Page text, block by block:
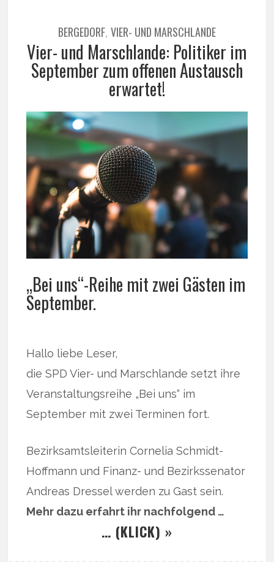
BERGEDORF, VIER- UND MARSCHLANDE
Vier- und Marschlande: Politiker im
September zum offenen Austausch
erwartet!
„Bei uns“-Reihe mit zwei Gästen im
September.
Hallo liebe Leser,
die SPD Vier- und Marschlande setzt ihre
Veranstaltungsreihe „Bei uns“ im
September mit zwei Terminen fort.
Bezirksamtsleiterin Cornelia Schmidt-
Hoffmann und Finanz- und Bezirkssenator
Andreas Dressel werden zu Gast sein.
Mehr dazu erfahrt ihr nachfolgend …
… (KLICK) »